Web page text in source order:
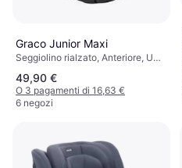
Graco Junior Maxi
Seggiolino rialzato, Anteriore, UN
dagli urti laterali (ASIP),
Rivestimento lavabile, Poggiatesta
regolabile
49,90 €
O 3 pagamenti di 16,63 €
6 negozi